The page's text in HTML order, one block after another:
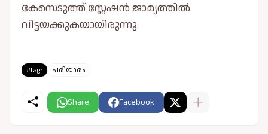
കേസെടുത്ത് സ്റ്റേഷൻ ജാമ്യത്തില്‍
വിട്ടയക്കുകയായിരുന്നു.
#tag: പരിയാരം
Share Facebook